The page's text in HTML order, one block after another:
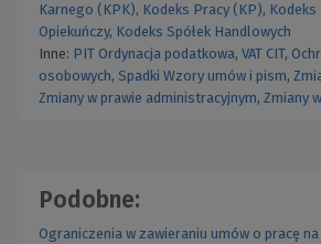
Karnego (KPK), Kodeks Pracy (KP), Kodeks
Opiekuńczy, Kodeks Spółek Handlowych
Inne: PIT Ordynacja podatkowa, VAT CIT,
osobowych, Spadki Wzory umów i pism,
Zmiany w prawie administracyjnym, Zmiany
Podobne:
Ograniczenia w zawieraniu umów o pracę